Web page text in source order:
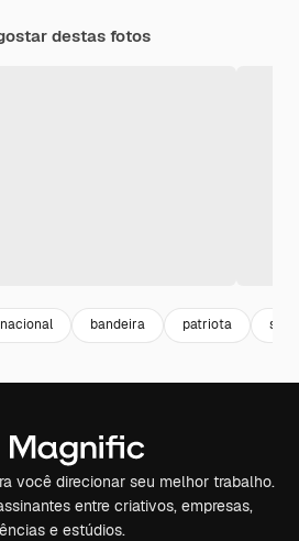
destas fotos
bandeira patriota sinal
você direcionar seu melhor trabalho.
entre criativos, empresas,
e estúdios.